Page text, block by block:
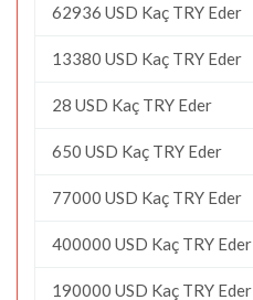
62936 USD Kaç TRY Eder
13380 USD Kaç TRY Eder
28 USD Kaç TRY Eder
650 USD Kaç TRY Eder
77000 USD Kaç TRY Eder
400000 USD Kaç TRY Eder
190000 USD Kaç TRY Eder